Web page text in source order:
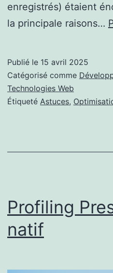
enregistrés) étaient
la principale raisons…
Publié le 15 avril 2025
Catégorisé comme
Technologies Web
Étiqueté Astuces,
Profiling
natif